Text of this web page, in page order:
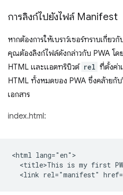
การลิงก์ไปยังไฟล์ Manifest
หากต้องการให้เบราว์เซอร์ทราบเกี่ย
คุณต้องลิงก์ไฟล์ดังกล่าวกับ PWA โด
HTML และแอตทริบิวต์ rel ที่ตั้งค่า
HTML ทั้งหมดของ PWA ซึ่งคล้ายกั
เอกสาร
index.html:
<html lang="en">
<title>This is my first